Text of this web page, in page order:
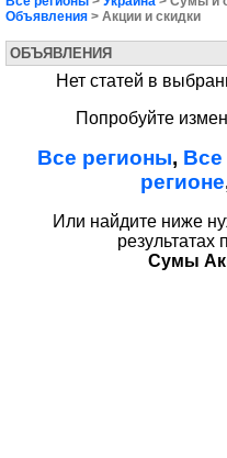
Объявления > Акции и скидки
ОБЪЯВЛЕНИЯ
Нет статей в
Попробуйте
Все регионы, Все
регионе
Или найдите ниже
результатах
Сумы